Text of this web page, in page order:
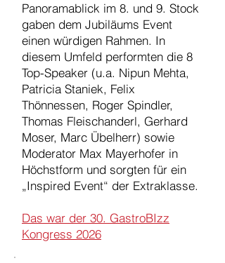
Panoramablick im 8. und 9. Stock
gaben dem Jubiläums Event
einen würdigen Rahmen. In
diesem Umfeld performten die 8
Top-Speaker (u.a. Nipun Mehta,
Patricia Staniek, Felix
Thönnessen, Roger Spindler,
Thomas Fleischanderl, Gerhard
Moser, Marc Übelherr) sowie
Moderator Max Mayerhofer in
Höchstform und sorgten für ein
„Inspired Event“ der Extraklasse.
Das war der 30. GastroBIzz
Kongress 2026